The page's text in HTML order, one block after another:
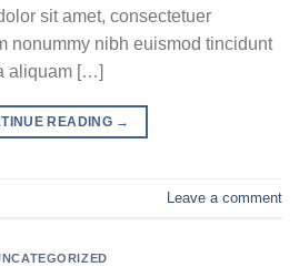
sit amet, consectetuer
nonummy nibh euismod tincidunt
aliquam […]
READING →
Leave a comment